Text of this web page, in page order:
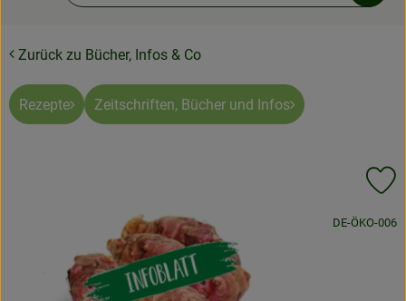
Ökokisten
Bio-Kochboxen
Saisonthemen
Neues & Angebote
Zurück zu Bücher, Infos & Co
Rezepte Zeitschriften, Bücher und Infos
, Kontrollstelle:
DE-ÖKO-006